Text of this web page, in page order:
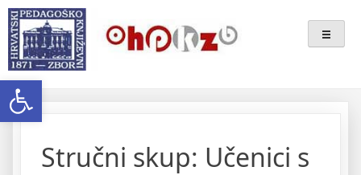
Open toolbar
Skip
to
content
Ogranak Hrvatskoga
Pedagoško-Književnog Zbora
Bjelovar
Stručni skup: Učenici s